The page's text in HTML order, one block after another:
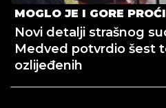
MOGLO JE I GORE PROĆI
Novi detalji strašnog
Medved potvrdio šest
ozlijeđenih